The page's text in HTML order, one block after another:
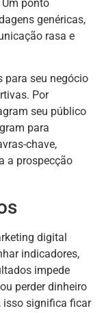
ponto
genéricas,
rasa e
para seu negócio
Por
seu público
para
chave,
a prospecção
digital
indicadores,
impede
perder dinheiro
isso significa ficar